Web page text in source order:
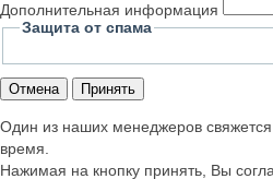
Дополнительная информация
Защита от спама
Отмена Принять
Один из наших менеджеров
время.
Нажимая на кнопку принять, Вы